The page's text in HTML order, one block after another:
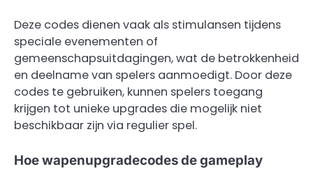
Deze codes dienen vaak als stimulansen tijdens
speciale evenementen of
gemeenschapsuitdagingen, wat de betrokkenheid
en deelname van spelers aanmoedigt. Door deze
codes te gebruiken, kunnen spelers toegang
krijgen tot unieke upgrades die mogelijk niet
beschikbaar zijn via regulier spel.
Hoe wapenupgradecodes de gameplay